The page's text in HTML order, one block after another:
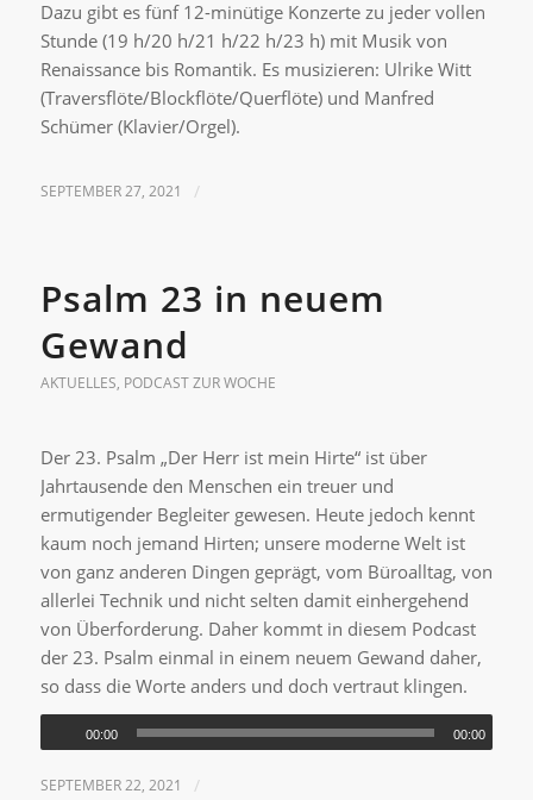
Dazu gibt es fünf 12-minütige Konzerte zu jeder vollen
Stunde (19 h/20 h/21 h/22 h/23 h) mit Musik von
Renaissance bis Romantik. Es musizieren: Ulrike Witt
(Traversflöte/Blockflöte/Querflöte) und Manfred
Schümer (Klavier/Orgel).
SEPTEMBER 27, 2021 /
Psalm 23 in neuem
Gewand
AKTUELLES, PODCAST ZUR WOCHE
Der 23. Psalm „Der Herr ist mein Hirte“ ist über
Jahrtausende den Menschen ein treuer und
ermutigender Begleiter gewesen. Heute jedoch kennt
kaum noch jemand Hirten; unsere moderne Welt ist
von ganz anderen Dingen geprägt, vom Büroalltag, von
allerlei Technik und nicht selten damit einhergehend
von Überforderung. Daher kommt in diesem Podcast
der 23. Psalm einmal in einem neuem Gewand daher,
so dass die Worte anders und doch vertraut klingen.
00:00 00:00
SEPTEMBER 22, 2021 /